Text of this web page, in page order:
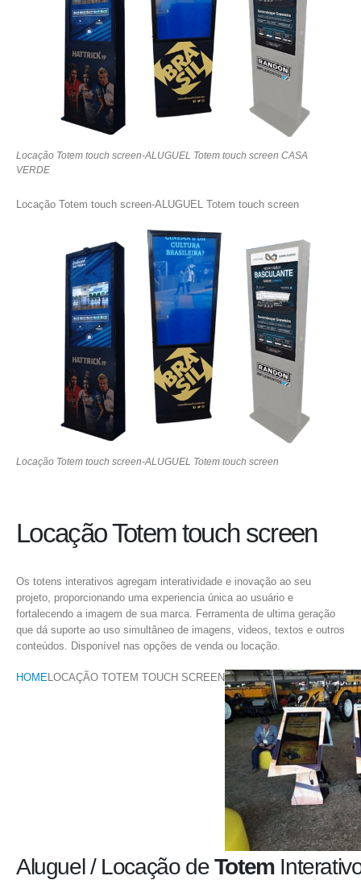
Locação Totem touch screen-ALUGUEL Totem touch screen CASA
VERDE
Locação Totem touch screen-ALUGUEL Totem touch screen
Locação Totem touch screen-ALUGUEL Totem touch screen
Locação Totem touch screen
Os totens interativos agregam interatividade e inovação ao seu
projeto, proporcionando uma experiencia única ao usuário e
fortalecendo a imagem de sua marca. Ferramenta de ultima geração
que dá suporte ao uso simultâneo de imagens, videos, textos e outros
conteúdos. Disponível nas opções de venda ou locação.
HOMELOCAÇÃO TOTEM TOUCH SCREEN
Aluguel / Locação deTotem